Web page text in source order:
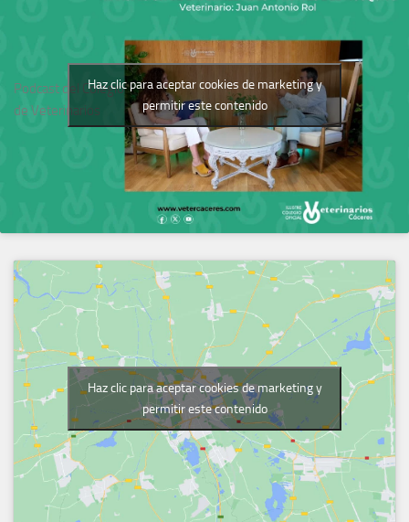
Podcast del Colegio
de Veterinarios
Haz clic para aceptar cookies de marketing y
permitir este contenido
Haz clic para aceptar cookies de marketing y
permitir este contenido